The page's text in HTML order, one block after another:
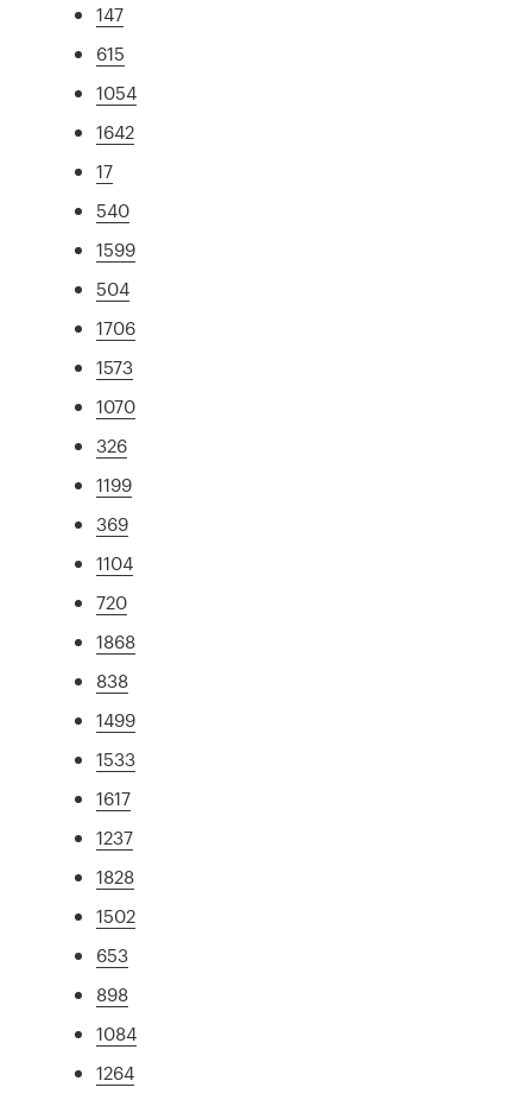
147
615
1054
1642
17
540
1599
504
1706
1573
1070
326
1199
369
1104
720
1868
838
1499
1533
1617
1237
1828
1502
653
898
1084
1264